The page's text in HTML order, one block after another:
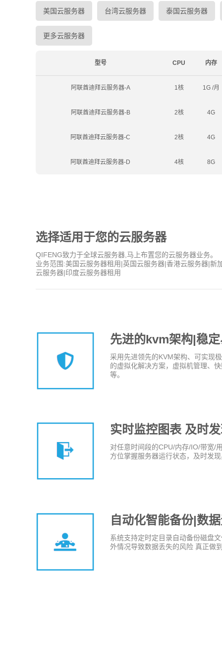
美国云服务器 台湾云服务器 泰国云服务器
更多云服务器
型号 CPU 内存
阿联酋迪拜云服务器-A 1核 1G /月
阿联酋迪拜云服务器-B 2核 4G
阿联酋迪拜云服务器-C 2核 4G
阿联酋迪拜云服务器-D 4核 8G
选择适用于您的云服务器
QIFENG致力于全球云服务器,马上布置您的云服务器业务。
业务范围:美国云服务器租用|英国云服务器|香港云服务器|
云服务器|印度云服务器租用
先进的kvm架构|稳
采用先进领先的KVM架构、可实现
的虚拟化解决方案，虚拟机管理、
等。
实时监控图表 及时
对任意时间段的CPU/内存/IO/带宽/
方位掌握服务器运行状态，及时发
自动化智能备份|数
系统支持定时定目录自动备份磁盘
外情况导致数据丢失的风险 真正做